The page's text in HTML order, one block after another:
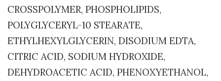
CROSSPOLYMER, PHOSPHOLIPIDS,
POLYGLYCERYL-10 STEARATE,
ETHYLHEXYLGLYCERIN, DISODIUM EDTA,
CITRIC ACID, SODIUM HYDROXIDE,
DEHYDROACETIC ACID, PHENOXYETHANOL,